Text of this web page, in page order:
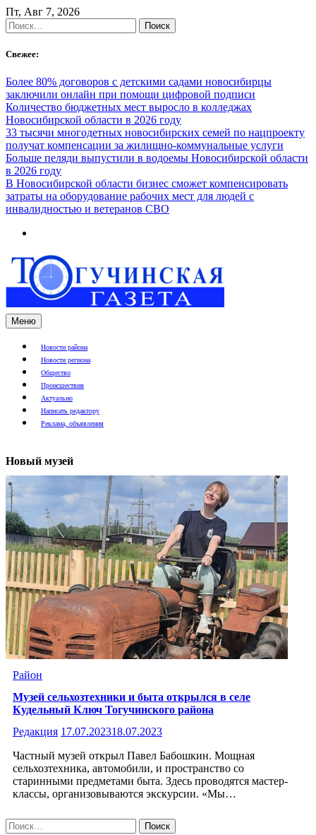
Skip
to
content
Пт, Авг 7, 2026
Найти:
Свежее:
Более 80% договоров с детскими садами новосибирцы
заключили онлайн при помощи цифровой подписи
Количество бюджетных мест выросло в колледжах
Новосибирской области в 2026 году
33 тысячи многодетных новосибирских семей по нацпроекту
получат компенсации за жилищно-коммунальные услуги
Больше пеляди выпустили в водоемы Новосибирской области
в 2026 году
В Новосибирской области бизнес сможет компенсировать
затраты на оборудование рабочих мест для людей с
инвалидностью и ветеранов СВО
Меню
Новости района
Новости региона
Общество
Происшествия
Актуально
Написать редактору
Реклама, объявления
Новый музей
Район
Музей сельхозтехники и быта открылся в селе
Кудельный Ключ Тогучинского района
Редакция 17.07.202318.07.2023
Частный музей открыл Павел Бабошкин. Мощная
сельхозтехника, автомобили, и пространство со
старинными предметами быта. Здесь проводятся мастер-
классы, организовываются экскурсии. «Мы…
Найти: